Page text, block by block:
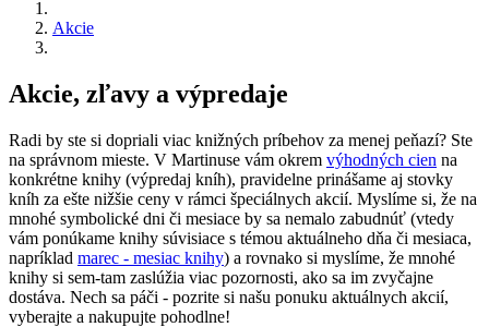
Akcie
Akcie, zľavy a výpredaje
Radi by ste si dopriali viac knižných príbehov za menej peňazí? Ste
na správnom mieste. V Martinuse vám okrem výhodných cien na
konkrétne knihy (výpredaj kníh), pravidelne prinášame aj stovky
kníh za ešte nižšie ceny v rámci špeciálnych akcií. Myslíme si, že na
mnohé symbolické dni či mesiace by sa nemalo zabudnúť (vtedy
vám ponúkame knihy súvisiace s témou aktuálneho dňa či mesiaca,
napríklad marec - mesiac knihy) a rovnako si myslíme, že mnohé
knihy si sem-tam zaslúžia viac pozornosti, ako sa im zvyčajne
dostáva. Nech sa páči - pozrite si našu ponuku aktuálnych akcií,
vyberajte a nakupujte pohodlne!